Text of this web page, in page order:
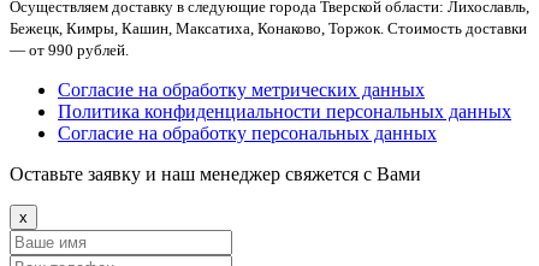
Осуществляем доставку в следующие города Тверской области: Лихославль,
Бежецк, Кимры, Кашин, Максатиха, Конаково, Торжок. Стоимость доставки
— от 990 рублей.
Согласие на обработку метрических данных
Политика конфиденциальности персональных данных
Согласие на обработку персональных данных
Оставьте заявку и наш менеджер свяжется с Вами
x